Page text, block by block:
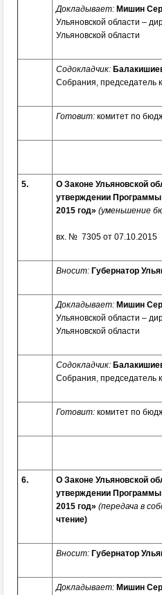
Докладывает: Мишин
Ульяновской области –
Ульяновской области
Содокладчик:
Собрания, председатель
Готовит:комитет по
5.
О Законе Ульяновской
утверждении Программы
2015 год» (уменьшение
вх. № 7305 от 07.10.2015
Вносит:Губернатор
Докладывает: Мишин
Ульяновской области –
Ульяновской области
Содокладчик:
Собрания, председатель
Готовит:комитет по
6.
О Законе Ульяновской
утверждении Программы
2015 год» (передача в
чтение)
Вносит:Губернатор
Докладывает: Мишин